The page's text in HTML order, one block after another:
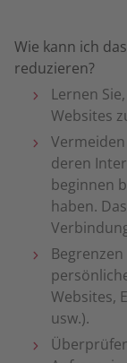
Wie kann ich
reduzieren?
Lernen
Websites
deren
beginnen
haben.
Websites,
usw.).